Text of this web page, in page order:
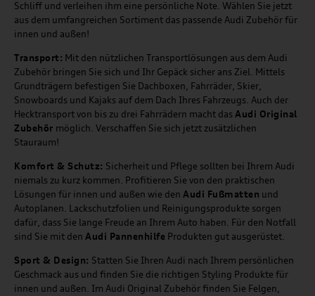
Schliff und verleihen ihm eine persönliche Note. Wählen Sie jetzt
aus dem umfangreichen Sortiment das passende Audi Zubehör für
innen und außen!
Transport: Mit den nützlichen Transportlösungen aus dem Audi
Zubehör bringen Sie sich und Ihr Gepäck sicher ans Ziel. Mittels
Grundträgern befestigen Sie Dachboxen, Fahrräder, Skier,
Snowboards und Kajaks auf dem Dach Ihres Fahrzeugs. Auch der
Hecktransport von bis zu drei Fahrrädern macht dasAudi Original
Zubehör möglich. Verschaffen Sie sich jetzt zusätzlichen
Stauraum!
Komfort & Schutz: Sicherheit und Pflege sollten bei Ihrem Audi
niemals zu kurz kommen. Profitieren Sie von den praktischen
Lösungen für innen und außen wie den Audi Fußmatten und
Autoplanen. Lackschutzfolien und Reinigungsprodukte sorgen
dafür, dass Sie lange Freude an Ihrem Auto haben. Für den Notfall
sind Sie mit den Audi Pannenhilfe Produkten gut ausgerüstet.
Sport & Design: Statten Sie Ihren Audi nach Ihrem persönlichen
Geschmack aus und finden Sie die richtigen Styling Produkte für
innen und außen. Im Audi Original Zubehör finden Sie Felgen,